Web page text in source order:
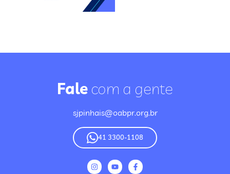
Fale com a gente
sjpinhais@oabpr.org.br
41 3300-1108